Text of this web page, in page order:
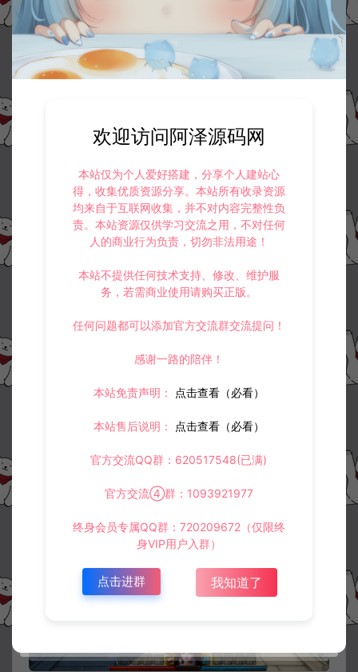
欢迎访问阿泽源码网
本站仅为个人爱好搭建，分享个人建站心
得，收集优质资源分享。本站所有收录资源
均来自于互联网收集，并不对内容完整性负
责。本站资源仅供学习交流之用，不对任何
人的商业行为负责，切勿非法用途！
本站不提供任何技术支持、修改、维护服
务，若需商业使用请购买正版。
任何问题都可以添加官方交流群交流提问！
感谢一路的陪伴！
本站免责声明： 点击查看（必看）
本站售后说明： 点击查看（必看）
官方交流QQ群：620517548(已满)
官方交流④群：1093921977
终身会员专属QQ群：720209672（仅限终
身VIP用户入群）
点击进群 我知道了